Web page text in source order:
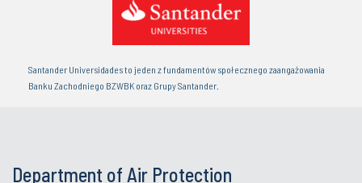
Santander Universidades to jeden z fundamentów społecznego zaangażowania
Banku Zachodniego BZWBK oraz Grupy Santander.
Department of Air Protection